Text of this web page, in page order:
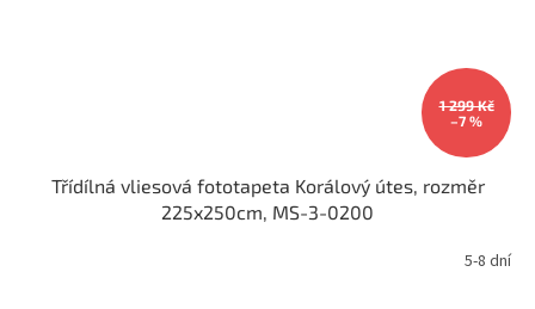
1 299 Kč
–7 %
Třídílná vliesová fototapeta Korálový útes, rozměr
225x250cm, MS-3-0200
5-8 dní